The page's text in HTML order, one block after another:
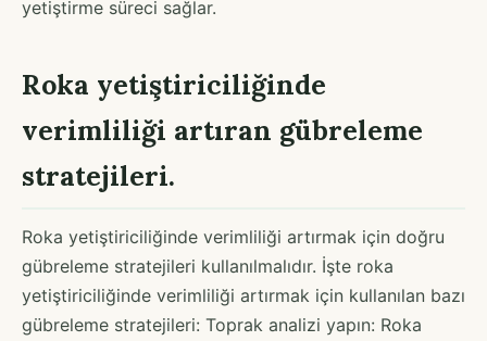
yetiştirme süreci sağlar.
Roka yetiştiriciliğinde
verimliliği artıran gübreleme
stratejileri.
Roka yetiştiriciliğinde verimliliği artırmak için doğru
gübreleme stratejileri kullanılmalıdır. İşte roka
yetiştiriciliğinde verimliliği artırmak için kullanılan bazı
gübreleme stratejileri: Toprak analizi yapın: Roka